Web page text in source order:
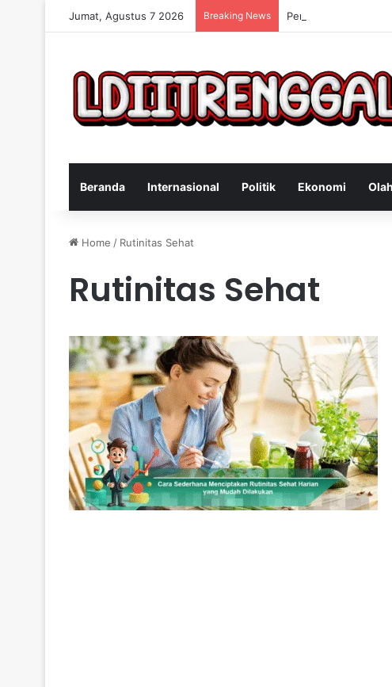
Jumat, Agustus 7 2026 Breaking News Penangkapan Bandit
Beranda Internasional Politik Ekonomi
Home / Rutinitas Sehat
Rutinitas Sehat